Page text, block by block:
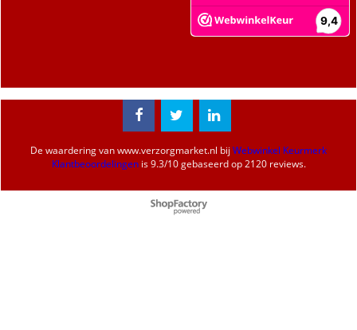
De waardering vanwww.verzorgmarket.nl bij Webwinkel Keurmerk
Klantbeoordelingenis9.3/10gebaseerd op 2120 reviews.
Webwinkel gemaakt met
ShopFactory webwinkel